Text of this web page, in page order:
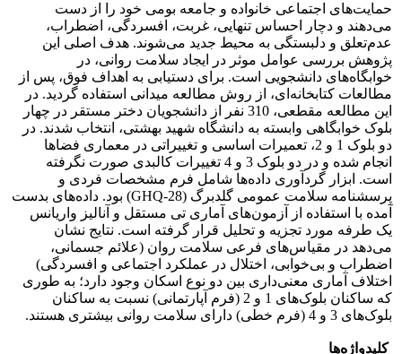
حمایت‌های اجتماعی خانواده و جامعه بومی خود را از دست
می‌دهند و دچار احساس تنهایی، غربت، افسردگی، اضطراب،
عدم‌تعلق و دلبستگی به محیط جدید می‌شوند. هدف اصلی این
پژوهش بررسی عوامل موثر در ایجاد سلامت روانی، در
خوابگاه‌های دانشجویی است. برای دستیابی به اهداف فوق، پس از
مطالعات کتابخانه‌ای، از روش مطالعه میدانی استفاده گردید. در
این مطالعه مقطعی، 310 نفر از دانشجویان دختر مستقر در چهار
بلوک خوابگاهی وابسته به دانشگاه شهید بهشتی، انتخاب شدند. در
دو بلوک 1 و 2، تعمیرات اساسی و تغییراتی در معماری فضاها
انجام شده و در دو بلوک 3 و 4 تغییرات کالبدی صورت نگرفته
است. ابزار گردآوری داده‌ها شامل فرم مشخصات فردی و
پرسشنامه سلامت عمومی گلدبرگ (GHQ-28) بود. داده‌های بدست
آمده با استفاده از آزمون‌های آماری تی مستقل و آنالیز واریانس
یک طرفه مورد تجزیه و تحلیل قرار گرفته است. نتایج نشان
می‌دهد در مقیاس‌های فرعی سلامت روان (علائم جسمانی،
اضطراب و بی‌خوابی، اختلال در عملکرد اجتماعی و افسردگی)
اختلاف آماری معنی‌داری بین دو نوع اسکان وجود دارد؛ به طوری
که ساکنان بلوک‌های 1 و 2 (فرم آپارتمانی) نسبت به ساکنان
بلوک‌های 3 و 4 (فرم خطی) دارای سلامت روانی بیشتری هستند.
کلیدواژه‌ها